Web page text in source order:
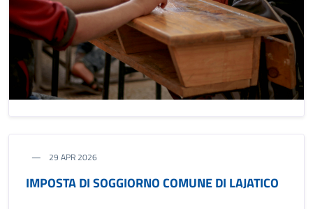
29 APR 2026
IMPOSTA DI SOGGIORNO COMUNE DI LAJATICO